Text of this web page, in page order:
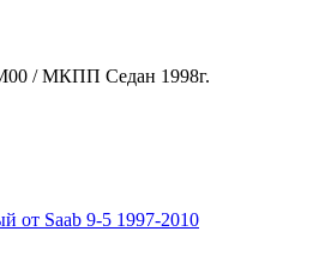
/ МКПП Седан 1998г.
от Saab 9-5 1997-2010